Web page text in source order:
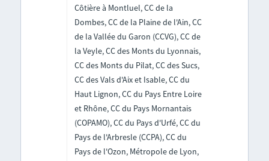
Côtière à Montluel, CC de la
Dombes, CC de la Plaine de l'Ain, CC
de la Vallée du Garon (CCVG), CC de
la Veyle, CC des Monts du Lyonnais,
CC des Monts du Pilat, CC des Sucs,
CC des Vals d'Aix et Isable, CC du
Haut Lignon, CC du Pays Entre Loire
et Rhône, CC du Pays Mornantais
(COPAMO), CC du Pays d'Urfé, CC du
Pays de l'Arbresle (CCPA), CC du
Pays de l'Ozon, Métropole de Lyon,